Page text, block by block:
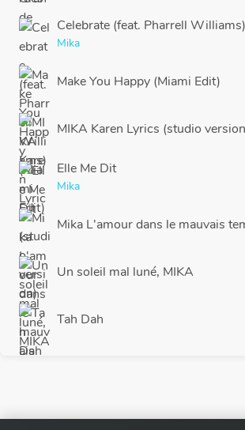
Celebrate (feat. Pharrell Williams)
Mika
Make You Happy (Miami Edit)
MIKA Karen Lyrics (studio
Elle Me Dit
Mika
Mika L'amour dans le mauvais
Un soleil mal luné, MIKA
Tah Dah